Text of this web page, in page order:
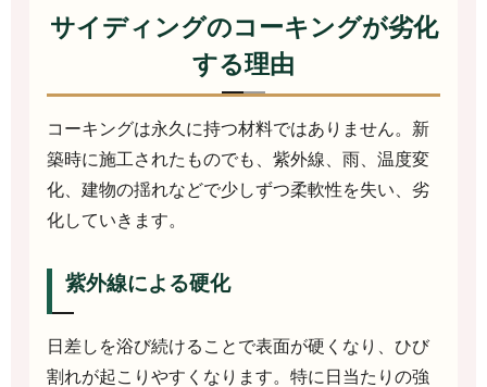
サイディングのコーキングが劣化
する理由
コーキングは永久に持つ材料ではありません。新
築時に施工されたものでも、紫外線、雨、温度変
化、建物の揺れなどで少しずつ柔軟性を失い、劣
化していきます。
紫外線による硬化
日差しを浴び続けることで表面が硬くなり、ひび
割れが起こりやすくなります。特に日当たりの強